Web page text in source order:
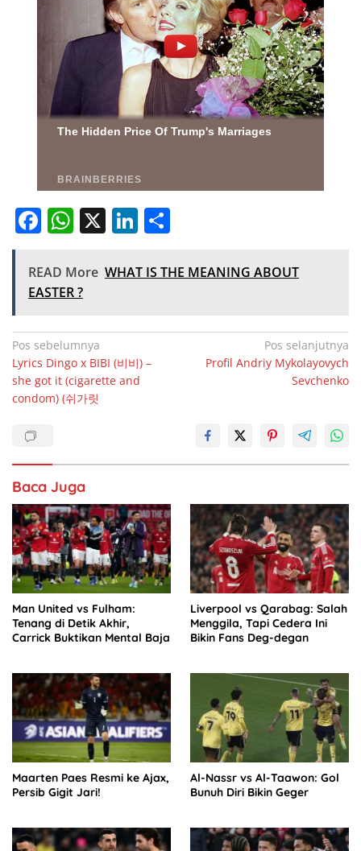
F
c
e
b
o
o
k
W
at
s
A
p
p
X Li
k
dI
ar
READ More WHAT IS THE MEANING ABOUT
EASTER ?
Navigasi
pos
Pos sebelumnya
Lyrics Dingo x BIBI (비비) –
she got it (cigarette and
condom) (쉬가릿
Pos selanjutnya
Profil Andriy Mykolayovych
Sevchenko
Baca Juga
Man United vs Fulham:
Tenang di Detik Akhir,
Carrick Buktikan Mental Baja
Liverpool vs Qarabag: Salah
Menggila, Tapi Cedera Ini
Bikin Fans Deg-degan
Maarten Paes Resmi ke Ajax,
Persib Gigit Jari!
Al-Nassr vs Al-Taawon: Gol
Bunuh Diri Bikin Geger